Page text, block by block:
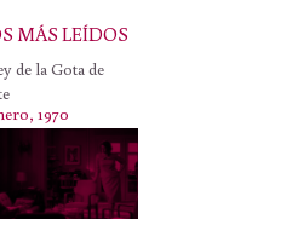
MÁS LEÍDOS
de la Gota de
1970